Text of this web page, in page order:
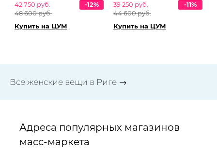
42 750 руб.
48 600 руб.
-12%
Купить на ЦУМ
39 250 руб.
44 600 руб.
-11%
Купить на ЦУМ
Все женские вещи в Риге →
Адреса популярных магазинов
масс-маркета